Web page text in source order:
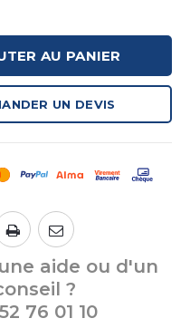
AU PANIER
UN DEVIS
aide ou d'un
?
76 01 10